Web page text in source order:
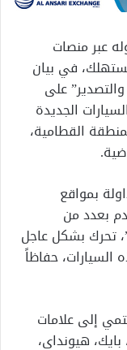
عبر منصات
في بيان
على
الجديدة
القطامية،
بمواقع
بعدد من
تحرك بشكل عاجل
السيارات، حفاظاً
إلى علامات
هيونداي،